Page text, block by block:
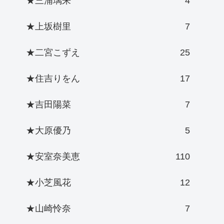
★上坂樹里 7
★二宮こずえ 25
★住吉りをん 17
★吉田陽菜 7
★大原優乃 5
★安室奈美恵 110
★小芝風花 12
★山崎怜奈 7